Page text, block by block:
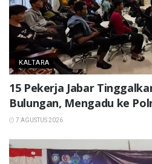
KALTARA
15 Pekerja Jabar
Bulungan, Mengadu ke
7 AGUSTUS 2026